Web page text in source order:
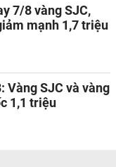
7/8 vàng SJC,
mạnh 1,7 triệu
Vàng SJC và vàng
1,1 triệu